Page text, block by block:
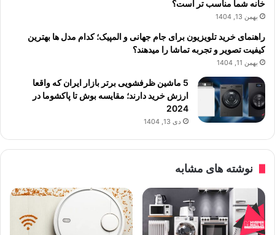
خانه شما مناسب تر است؟
بهمن 13, 1404
راهنمای خرید تلویزیون برای جام جهانی و المپیک؛ کدام مدل ها بهترین
کیفیت تصویر و تجربه تماشا را میدهند؟
بهمن 11, 1404
5 ماشین ظرفشویی برتر بازار ایران که واقعا
ارزش خرید دارند؛ مقایسه بوش تا پاکشوما در
2024
دی 13, 1404
نوشته های مشابه